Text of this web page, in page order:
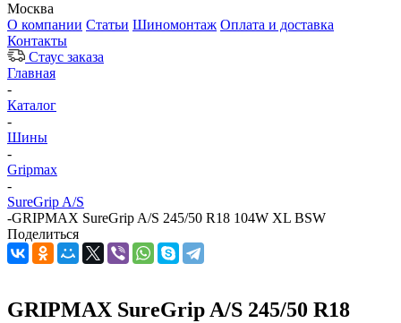
Москва
О компании Статьи Шиномонтаж Оплата и доставка
Контакты
Стаус заказа
Главная
-
Каталог
-
Шины
-
Gripmax
-
SureGrip A/S
-GRIPMAX SureGrip A/S 245/50 R18 104W XL BSW
Поделиться
GRIPMAX SureGrip A/S 245/50 R18